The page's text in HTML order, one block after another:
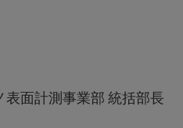
業部 統括部長